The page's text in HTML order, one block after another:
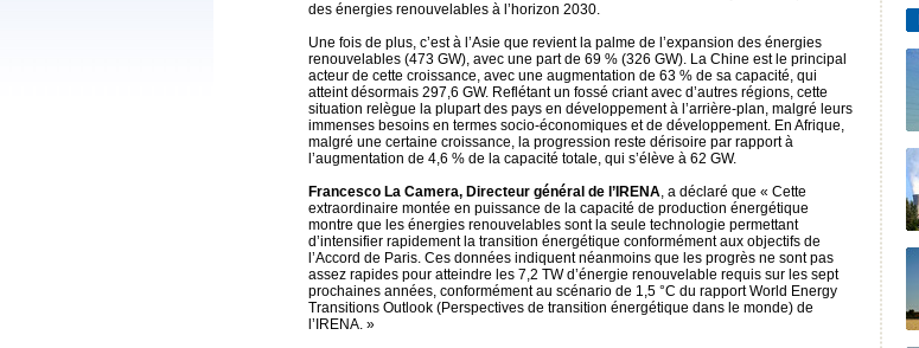
des énergies renouvelables à l’horizon 2030.
Une fois de plus, c’est à l’Asie que revient la palme de l’expansion des énergies
renouvelables (473 GW), avec une part de 69 % (326 GW). La Chine est le principal
acteur de cette croissance, avec une augmentation de 63 % de sa capacité, qui
atteint désormais 297,6 GW. Reflétant un fossé criant avec d’autres régions, cette
situation relègue la plupart des pays en développement à l’arrière-plan, malgré leurs
immenses besoins en termes socio-économiques et de développement. En Afrique,
malgré une certaine croissance, la progression reste dérisoire par rapport à
l’augmentation de 4,6 % de la capacité totale, qui s’élève à 62 GW.
Francesco La Camera, Directeur général de l’IRENA, a déclaré que « Cette
extraordinaire montée en puissance de la capacité de production énergétique
montre que les énergies renouvelables sont la seule technologie permettant
d’intensifier rapidement la transition énergétique conformément aux objectifs de
l’Accord de Paris. Ces données indiquent néanmoins que les progrès ne sont pas
assez rapides pour atteindre les 7,2 TW d’énergie renouvelable requis sur les sept
prochaines années, conformément au scénario de 1,5 °C du rapport World Energy
Transitions Outlook (Perspectives de transition énergétique dans le monde) de
l’IRENA. »